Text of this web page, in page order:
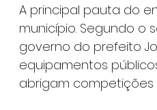
A principal pauta do
município. Segundo o
governo do prefeito
equipamentos
abrigam competições